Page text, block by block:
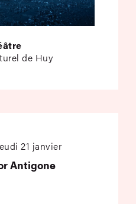
de Huy
21 janvier
Antigone